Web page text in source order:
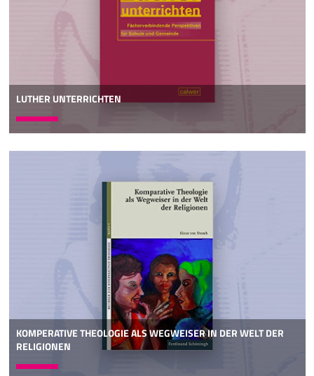
LUTHER UNTERRICHTEN
KOMPERATIVE THEOLOGIE ALS WEGWEISER IN DER WELT DER
RELIGIONEN